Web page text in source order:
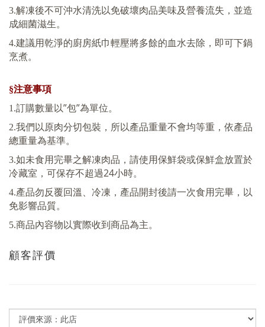
3.解凍後不可沖水清洗以免破壞肉品美味及營養流失，並造
成細菌滋生。
4.建議用乾淨的廚房紙巾輕壓將多餘的血水去除，即可下鍋
烹煮。
§注意事項
1.訂購數量以”包”為單位。
2.我們以原肉分切包裝，所以產品重量不會均等重，依產品
總重量為基準。
3.如未食用完畢之解凍肉品，請使用保鮮袋或保鮮盒放置於
冷藏室，可保存不超過24小時。
4.產品勿反覆回溫、冷凍，產品開封後請一次食用完畢，以
免影響品質。
5.商品內容物以實際收到商品為主。
顧客評價